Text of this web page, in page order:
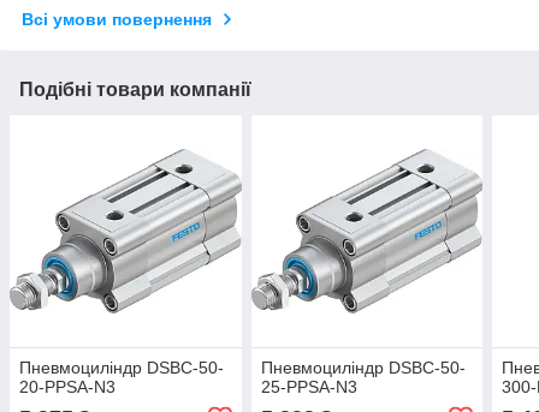
Всі умови повернення
Подібні товари компанії
Пневмоциліндр DSBC-50-
20-PPSA-N3
Пневмоциліндр DSBC-50-
25-PPSA-N3